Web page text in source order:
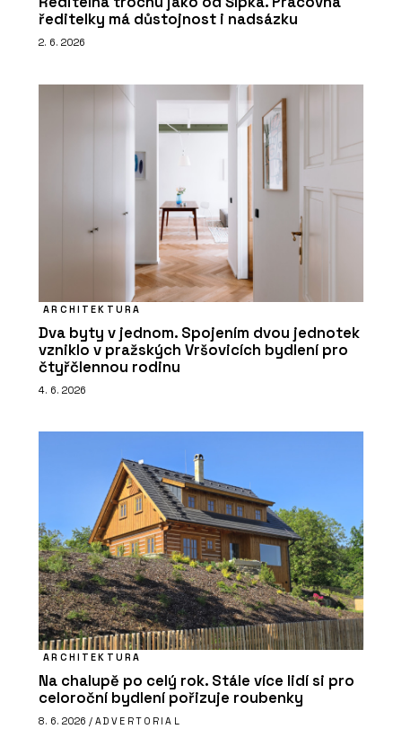
ředitelky má důstojnost i nadsázku
2. 6. 2026
ARCHITEKTURA
Dva byty v jednom. Spojením dvou jednotek
vzniklo v pražských Vršovicích bydlení pro
čtyřčlennou rodinu
4. 6. 2026
ARCHITEKTURA
Na chalupě po celý rok. Stále více lidí si pro
celoroční bydlení pořizuje roubenky
8. 6. 2026 / ADVERTORIAL